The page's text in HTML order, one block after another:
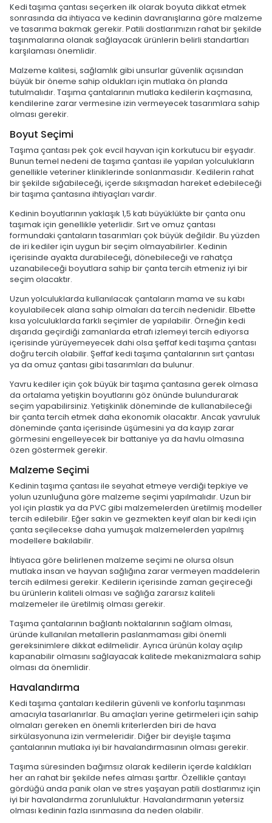
Kedi taşıma çantası seçerken ilk olarak boyuta dikkat etmek
sonrasında da ihtiyaca ve kedinin davranışlarına göre malzeme
ve tasarıma bakmak gerekir. Patili dostlarımızın rahat bir şekilde
taşınmalarına olanak sağlayacak ürünlerin belirli standartları
karşılaması önemlidir.
Malzeme kalitesi, sağlamlık gibi unsurlar güvenlik açısından
büyük bir öneme sahip oldukları için mutlaka ön planda
tutulmalıdır. Taşıma çantalarının mutlaka kedilerin kaçmasına,
kendilerine zarar vermesine izin vermeyecek tasarımlara sahip
olması gerekir.
Boyut Seçimi
Taşıma çantası pek çok evcil hayvan için korkutucu bir eşyadır.
Bunun temel nedeni de taşıma çantası ile yapılan yolculukların
genellikle veteriner kliniklerinde sonlanmasıdır. Kedilerin rahat
bir şekilde sığabileceği, içerde sıkışmadan hareket edebileceği
bir taşıma çantasına ihtiyaçları vardır.
Kedinin boyutlarının yaklaşık 1,5 katı büyüklükte bir çanta onu
taşımak için genellikle yeterlidir. Sırt ve omuz çantası
formundaki çantaların tasarımları çok büyük değildir. Bu yüzden
de iri kediler için uygun bir seçim olmayabilirler. Kedinin
içerisinde ayakta durabileceği, dönebileceği ve rahatça
uzanabileceği boyutlara sahip bir çanta tercih etmeniz iyi bir
seçim olacaktır.
Uzun yolculuklarda kullanılacak çantaların mama ve su kabı
koyulabilecek alana sahip olmaları da tercih nedenidir. Elbette
kısa yolculuklarda farklı seçimler de yapılabilir. Örneğin kedi
dışarıda geçirdiği zamanlarda etrafı izlemeyi tercih ediyorsa
içerisinde yürüyemeyecek dahi olsa şeffaf kedi taşıma çantası
doğru tercih olabilir. Şeffaf kedi taşıma çantalarının sırt çantası
ya da omuz çantası gibi tasarımları da bulunur.
Yavru kediler için çok büyük bir taşıma çantasına gerek olmasa
da ortalama yetişkin boyutlarını göz önünde bulundurarak
seçim yapabilirsiniz. Yetişkinlik döneminde de kullanabileceği
bir çanta tercih etmek daha ekonomik olacaktır. Ancak yavruluk
döneminde çanta içerisinde üşümesini ya da kayıp zarar
görmesini engelleyecek bir battaniye ya da havlu olmasına
özen göstermek gerekir.
Malzeme Seçimi
Kedinin taşıma çantası ile seyahat etmeye verdiği tepkiye ve
yolun uzunluğuna göre malzeme seçimi yapılmalıdır. Uzun bir
yol için plastik ya da PVC gibi malzemelerden üretilmiş modeller
tercih edilebilir. Eğer sakin ve gezmekten keyif alan bir kedi için
çanta seçilecekse daha yumuşak malzemelerden yapılmış
modellere bakılabilir.
İhtiyaca göre belirlenen malzeme seçimi ne olursa olsun
mutlaka insan ve hayvan sağlığına zarar vermeyen maddelerin
tercih edilmesi gerekir. Kedilerin içerisinde zaman geçireceği
bu ürünlerin kaliteli olması ve sağlığa zararsız kaliteli
malzemeler ile üretilmiş olması gerekir.
Taşıma çantalarının bağlantı noktalarının sağlam olması,
üründe kullanılan metallerin paslanmaması gibi önemli
gereksinimlere dikkat edilmelidir. Ayrıca ürünün kolay açılıp
kapanabilir olmasını sağlayacak kalitede mekanizmalara sahip
olması da önemlidir.
Havalandırma
Kedi taşıma çantaları kedilerin güvenli ve konforlu taşınması
amacıyla tasarlanırlar. Bu amaçları yerine getirmeleri için sahip
olmaları gereken en önemli kriterlerden biri de hava
sirkülasyonuna izin vermeleridir. Diğer bir deyişle taşıma
çantalarının mutlaka iyi bir havalandırmasının olması gerekir.
Taşıma süresinden bağımsız olarak kedilerin içerde kaldıkları
her an rahat bir şekilde nefes alması şarttır. Özellikle çantayı
gördüğü anda panik olan ve stres yaşayan patili dostlarımız için
iyi bir havalandırma zorunluluktur. Havalandırmanın yetersiz
olması kedinin fazla ısınmasına da neden olabilir.